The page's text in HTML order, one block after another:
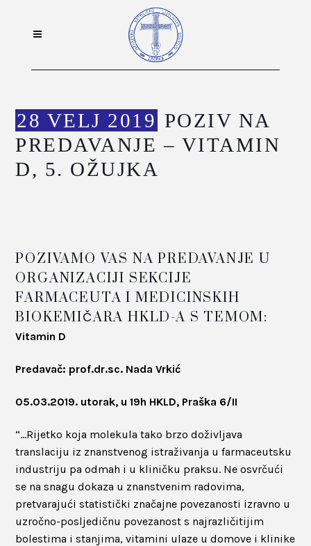
28 VELJ 2019 POZIV NA
PREDAVANJE – VITAMIN
D, 5. OŽUJKA
POZIVAMO VAS NA PREDAVANJE U
ORGANIZACIJI SEKCIJE
FARMACEUTA I MEDICINSKIH
BIOKEMIČARA HKLD-A S TEMOM:
Vitamin D
Predavač: prof.dr.sc. Nada Vrkić
05.03.2019. utorak, u 19h HKLD, Praška 6/II
“…Rijetko koja molekula tako brzo doživljava
translaciju iz znanstvenog istraživanja u farmaceutsku
industriju pa odmah i u kliničku praksu. Ne osvrčući
se na snagu dokaza u znanstvenim radovima,
pretvarajući statistički značajne povezanosti izravno u
uzročno-posljedičnu povezanost s najrazličitijim
bolestima i stanjima, vitamini ulaze u domove i klinike